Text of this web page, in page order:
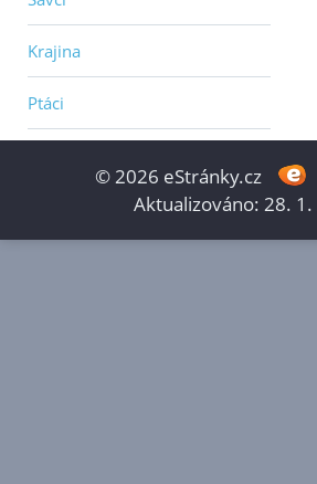
Krajina
Ptáci
© 2026 eStránky.cz
Aktualizováno: 28.